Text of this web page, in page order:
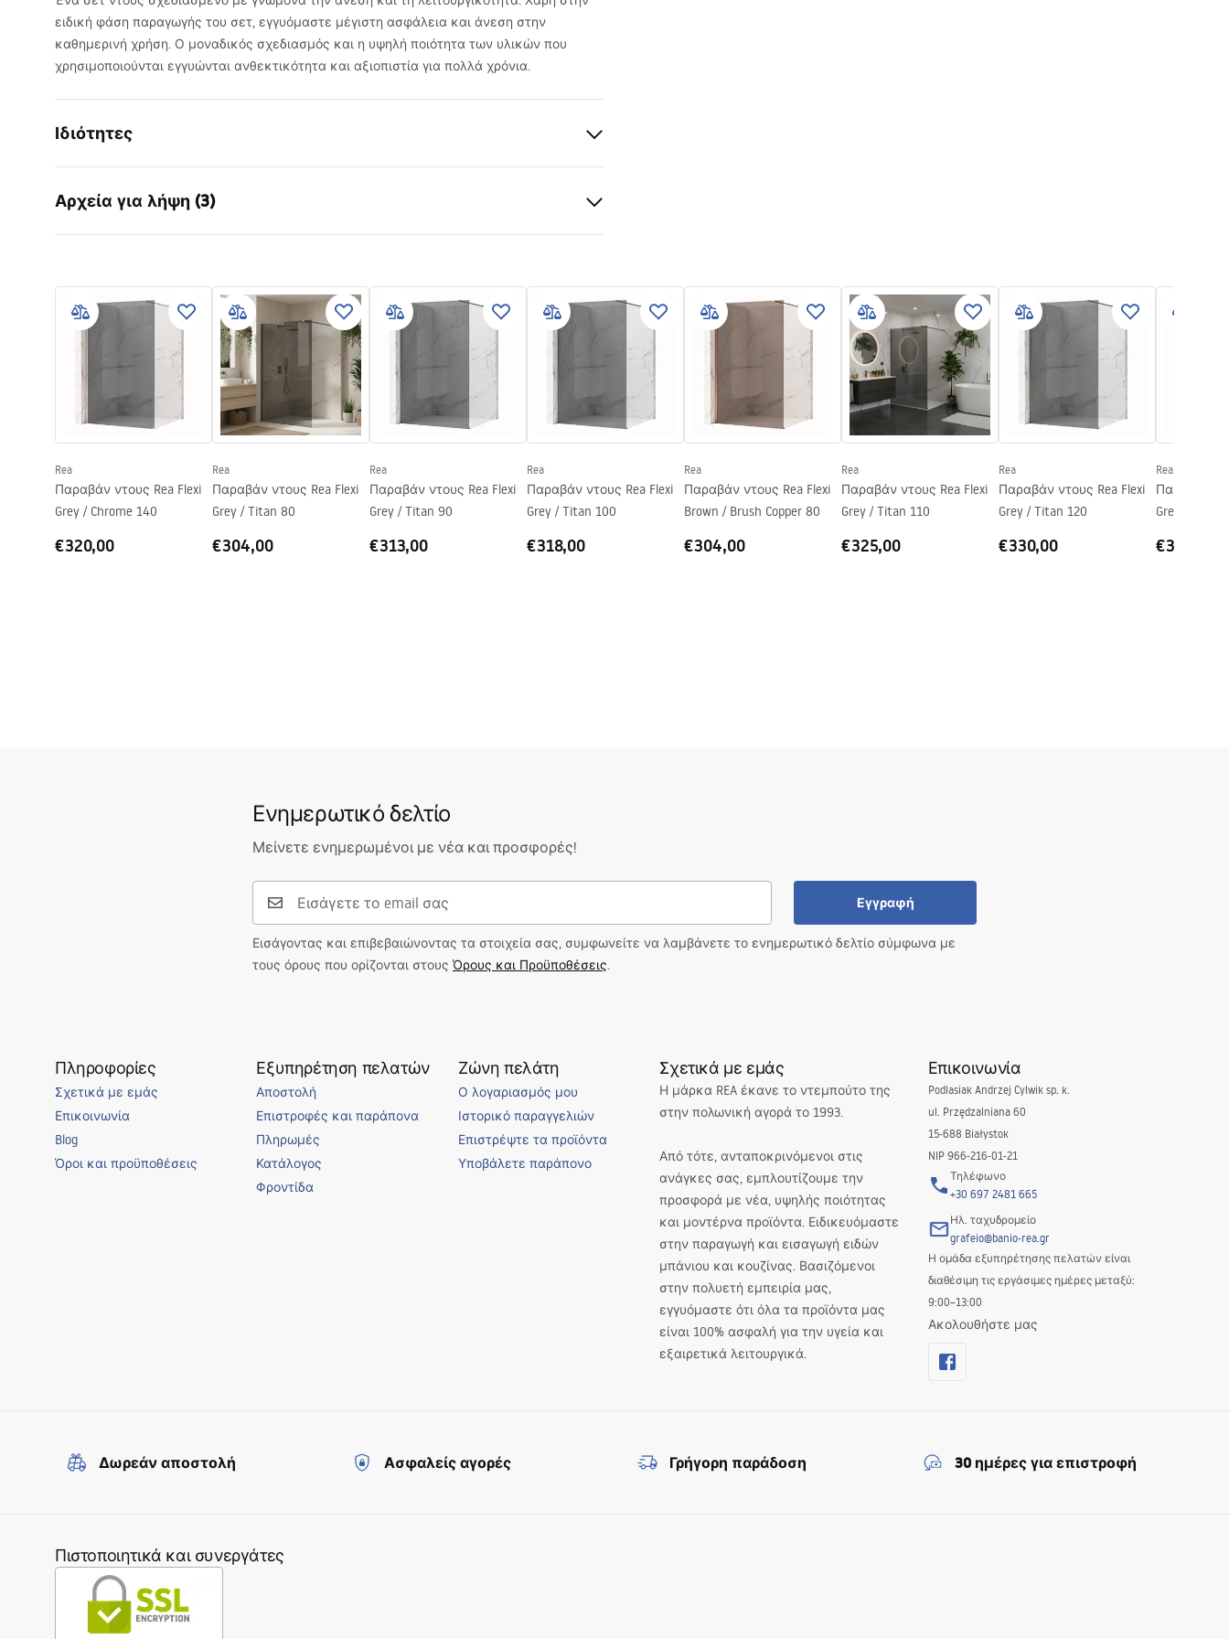
ειδική φάση παραγωγής του σετ, εγγυόμαστε μέγιστη ασφάλεια και άνεση στην
καθημερινή χρήση. Ο μοναδικός σχεδιασμός και η υψηλή ποιότητα των υλικών που
χρησιμοποιούνται εγγυώνται ανθεκτικότητα και αξιοπιστία για πολλά χρόνια.
Ιδιότητες
Υλικό
Τύπος βρύσης
Μονοχρωμία
Ρύθμιση ύψους
Ναι
Μέγιστο ύψος
1360
mm
Στόμιο μπανιέρας
Ναι, περιστρεφόμενη
Ναι
Σύστημα Anti-Calc
Ναι
Τεχνολογία επικάλυψης
PVD
Διάσταση συνδέσεων νερού
mm
Εγγύηση
24 μήνες
Αρχεία για λήψη (3)
Safety_Information_Shower_set.p
df
Warranty_Terms_and_Conditions_
Faucets_-_5.pdf
Οδηγίες
συναρμολόγησης
shower_set.pdf
Rea
Παραβάν ντους Rea Flexi
Grey / Chrome 140
€320,00
Rea
Παραβάν ντους Rea Flexi
Grey / Titan 80
€304,00
Rea
Παραβάν ντους Rea Flexi
Grey / Titan 90
€313,00
Rea
Παραβάν ντους Rea Flexi
Grey / Titan 100
€318,00
Rea
Παραβάν ντους Rea Flexi
Brown / Brush Copper 80
€304,00
Rea
Παραβάν ντους Rea Flexi
Grey / Titan 110
€325,00
Rea
Παραβάν ντους Rea Flexi
Grey / Titan 120
€330,00
Rea
Παραβάν
Grey / Titan
€337,00
Ενημερωτικό δελτίο
Μείνετε ενημερωμένοι με νέα και προσφορές!
Εγγραφή
Εισάγοντας και επιβεβαιώνοντας τα στοιχεία σας, συμφωνείτε να λαμβάνετε το ενημερωτικό δελτίο σύμφωνα με
τους όρους που ορίζονται στους Όρους και Προϋποθέσεις.
Πληροφορίες
Σχετικά με εμάς
Επικοινωνία
Blog
Όροι και προϋποθέσεις
Εξυπηρέτηση πελατών
Αποστολή
Επιστροφές και παράπονα
Πληρωμές
Κατάλογος
Φροντίδα
Ζώνη πελάτη
Ο λογαριασμός μου
Ιστορικό παραγγελιών
Επιστρέψτε τα προϊόντα
Υποβάλετε παράπονο
Σχετικά με εμάς
Η μάρκα REA έκανε το ντεμπούτο της
στην πολωνική αγορά το 1993.
Από τότε, ανταποκρινόμενοι στις
ανάγκες σας, εμπλουτίζουμε την
προσφορά με νέα, υψηλής ποιότητας
και μοντέρνα προϊόντα. Ειδικευόμαστε
στην παραγωγή και εισαγωγή ειδών
μπάνιου και κουζίνας. Βασιζόμενοι
στην πολυετή εμπειρία μας,
εγγυόμαστε ότι όλα τα προϊόντα μας
είναι 100% ασφαλή για την υγεία και
εξαιρετικά λειτουργικά.
Επικοινωνία
Podlasiak Andrzej Cylwik sp. k.
ul. Przędzalniana 60
15-688 Białystok
NIP 966-216-01-21
Τηλέφωνο
+30 697 2481 665
Ηλ. ταχυδρομείο
grafeio@banio-rea.gr
Η ομάδα εξυπηρέτησης πελατών είναι
διαθέσιμη τις εργάσιμες ημέρες μεταξύ:
9:00–13:00
Ακολουθήστε μας
Δωρεάν αποστολή Ασφαλείς αγορές Γρήγορη παράδοση 30 ημέρες για επιστροφή
Πιστοποιητικά και συνεργάτες